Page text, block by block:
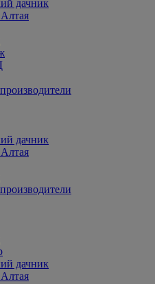
дачник
дачник
дачник